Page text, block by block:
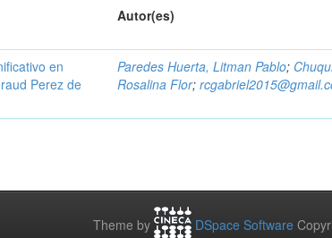
Autor(es)
en
Perez de
Paredes Huerta, Litman Pablo;
Rosalina Flor;
Theme by DSpace Software